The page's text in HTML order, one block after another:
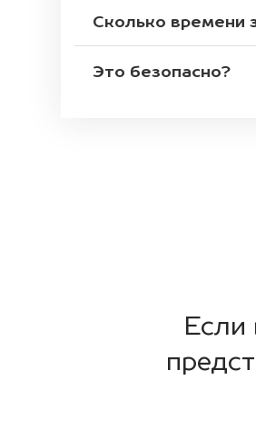
Сколько времени
Это безопасно?
Если